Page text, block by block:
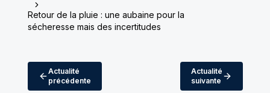
Retour de la pluie : une aubaine pour la
sécheresse mais des incertitudes
Actualité
précédente
Actualité
suivante